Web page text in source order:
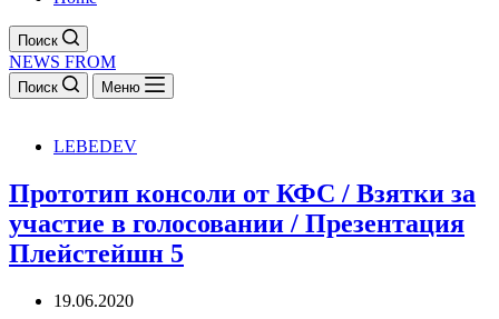
Поиск
NEWS FROM
Поиск Меню
LEBEDEV
Прототип консоли от КФС / Взятки за
участие в голосовании / Презентация
Плейстейшн 5
19.06.2020